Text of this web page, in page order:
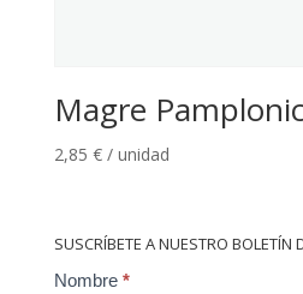
Magre
2,85 € / unidad
SUSCRÍBETE A NUESTRO BOLETÍN
Contact
Nombre *